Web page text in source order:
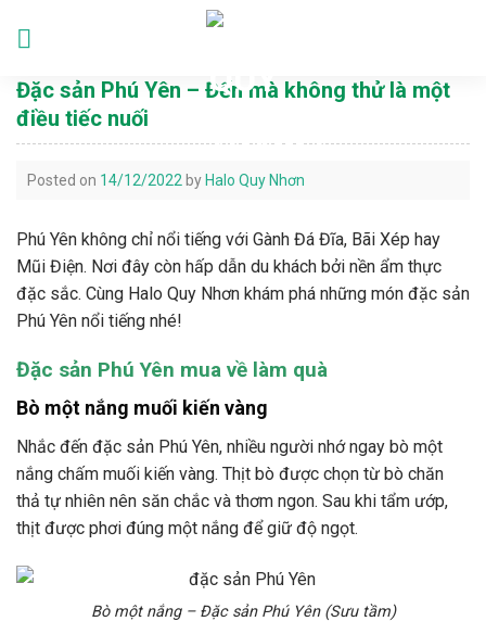
Đặc sản Phú Yên – Đến mà không thử là một
điều tiếc nuối
Posted on 14/12/2022 by Halo Quy Nhơn
Phú Yên không chỉ nổi tiếng với Gành Đá Đĩa, Bãi Xép hay
Mũi Điện. Nơi đây còn hấp dẫn du khách bởi nền ẩm thực
đặc sắc. Cùng Halo Quy Nhơn khám phá những món đặc sản
Phú Yên nổi tiếng nhé!
Đặc sản Phú Yên mua về làm quà
Bò một nắng muối kiến vàng
Nhắc đến đặc sản Phú Yên, nhiều người nhớ ngay bò một
nắng chấm muối kiến vàng. Thịt bò được chọn từ bò chăn
thả tự nhiên nên săn chắc và thơm ngon. Sau khi tẩm ướp,
thịt được phơi đúng một nắng để giữ độ ngọt.
Bò một nắng – Đặc sản Phú Yên (Sưu tầm)